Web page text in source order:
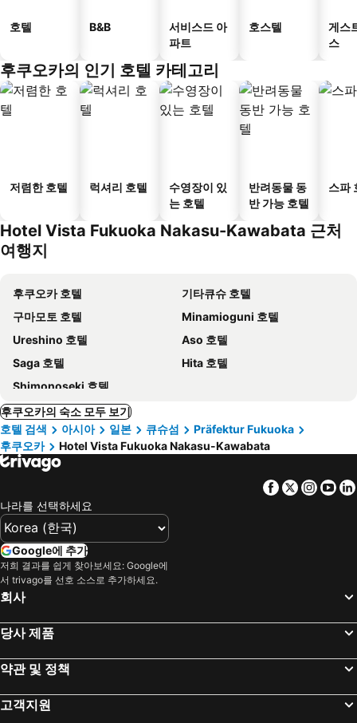
호텔 B&B
서비스드 아
파트
호스텔
게스
스
후쿠오카의 인기 호텔 카테고리
저렴한 호텔 럭셔리 호텔
수영장이 있
는 호텔
반려동물 동
반 가능 호텔
스파
Hotel Vista Fukuoka Nakasu-Kawabata 근처
여행지
후쿠오카 호텔
기타큐슈 호텔
구마모토 호텔
Minamioguni 호텔
Ureshino 호텔
Aso 호텔
Saga 호텔
Hita 호텔
Shimonoseki 호텔
후쿠오카의 숙소 모두 보기
호텔 검색
아시아 일본 큐슈섬
Präfektur Fukuoka
후쿠오카
Hotel Vista Fukuoka Nakasu-Kawabata
Facebook
Twitter
나라를 선택하세요
Google에 추가
저희 결과를 쉽게 찾아보세요: Google에
서 trivago를 선호 소스로 추가하세요.
회사
당사 제품
약관 및 정책
고객지원